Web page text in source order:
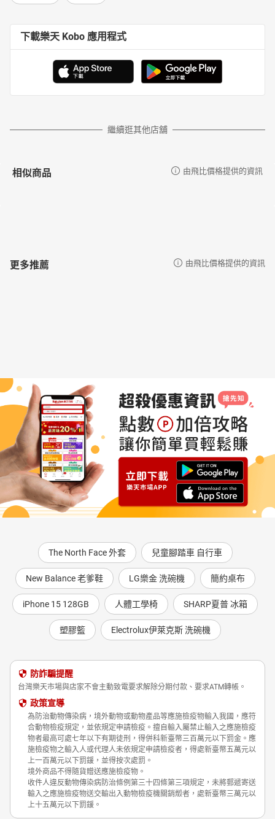
下載樂天 Kobo 應用程式
繼續逛其他店舖
相似商品 由飛比價格提供的資訊
更多推薦 由飛比價格提供的資訊
The North Face 外套 兒童腳踏車 自行車
New Balance 老爹鞋 LG樂金 洗碗機 簡約桌布
iPhone 15 128GB 人體工學椅 SHARP夏普 冰箱
塑膠籃 Electrolux伊萊克斯 洗碗機
防詐騙提醒
台灣樂天市場與店家不會主動致電要求解除分期付款、要求ATM轉帳。
政策宣導
為防治動物傳染病，境外動物或動物產品等應施檢疫物輸入我國，應符
合動物檢疫規定，並依規定申請檢疫。擅自輸入屬禁止輸入之應施檢疫
物者最高可處七年以下有期徒刑，得併科新臺幣三百萬元以下罰金。應
施檢疫物之輸入人或代理人未依規定申請檢疫者，得處新臺幣五萬元以
上一百萬元以下罰鍰，並得按次處罰。
境外商品不得隨貨贈送應施檢疫物。
收件人違反動物傳染病防治條例第三十四條第三項規定，未將郵遞寄送
輸入之應施檢疫物送交輸出入動物檢疫機關銷燬者，處新臺幣三萬元以
上十五萬元以下罰鍰。